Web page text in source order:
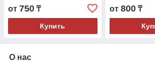
от 750 ₸
Купить
от 800₸
О нас